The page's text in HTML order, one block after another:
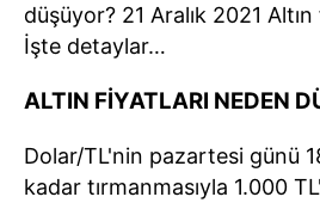
düşüyor? 21 Aralık 2021
İşte detaylar…
ALTIN FİYATLARI NEDEN
Dolar/TL'nin pazartesi günü
kadar tırmanmasıyla 1.000